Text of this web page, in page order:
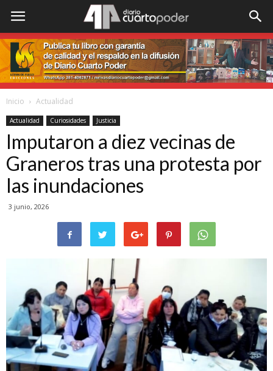
Inicio Actualidad
Actualidad Curiosidades Justicia
Imputaron a diez vecinas de
Graneros tras una protesta por
las inundaciones
3 junio, 2026